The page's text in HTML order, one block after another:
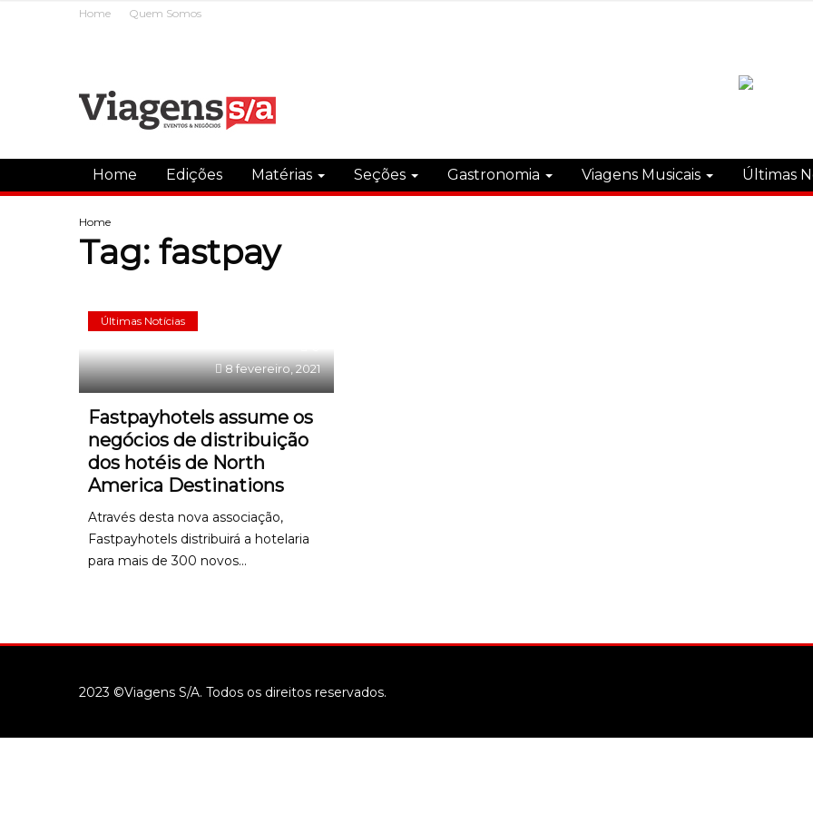
Home Quem Somos
Home Edições Matérias Seções Gastronomia Viagens Musicais Últimas
Home
Tag: fastpay
Últimas Notícias
8 fevereiro, 2021
Fastpayhotels assume os
negócios de distribuição
dos hotéis de North
America Destinations
Através desta nova associação,
Fastpayhotels distribuirá a hotelaria
para mais de 300 novos...
2023 ©Viagens S/A. Todos os direitos reservados.